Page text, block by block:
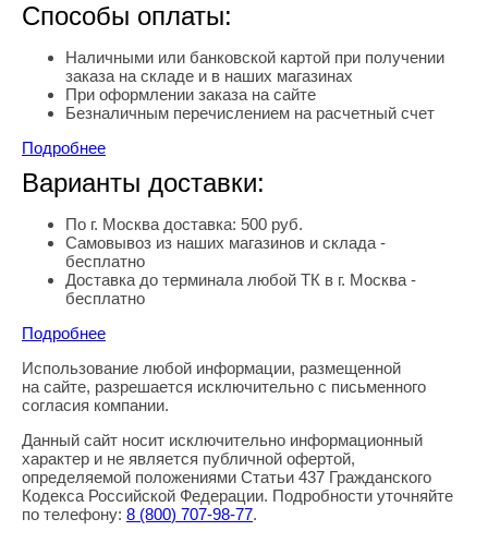
Способы оплаты:
Наличными или банковской картой при получении
заказа на складе и в наших магазинах
При оформлении заказа на сайте
Безналичным перечислением на расчетный счет
Подробнее
Варианты доставки:
По г. Москва доставка: 500 руб.
Самовывоз из наших магазинов и склада -
бесплатно
Доставка до терминала любой ТК в г. Москва -
бесплатно
Подробнее
Правовая информация
Использование любой информации, размещенной
на сайте, разрешается исключительно с письменного
согласия компании.
Данный сайт носит исключительно информационный
характер и не является публичной офертой,
определяемой положениями Статьи 437 Гражданского
Кодекса Российской Федерации. Подробности уточняйте
по телефону: 8 (800) 707-98-77.